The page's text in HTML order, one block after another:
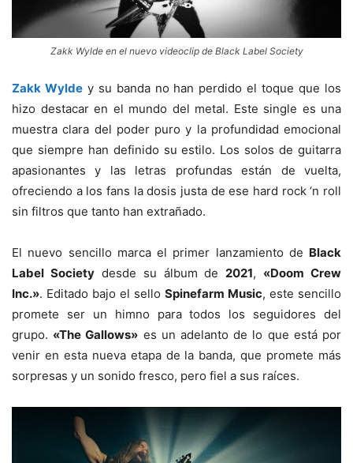
Zakk Wylde en el nuevo videoclip de Black Label Society
Zakk Wyldey su banda no han perdido el toque que los
hizo destacar en el mundo del metal. Este single es una
muestra clara del poder puro y la profundidad emocional
que siempre han definido su estilo. Los solos de guitarra
apasionantes y las letras profundas están de vuelta,
ofreciendo a los fans la dosis justa de ese hard rock ‘n roll
sin filtros que tanto han extrañado.
El nuevo sencillo marca el primer lanzamiento de Black
Label Societydesde su álbum de2021, «Doom Crew
Inc.». Editado bajo el sello Spinefarm Music, este sencillo
promete ser un himno para todos los seguidores del
grupo. «The Gallows» es un adelanto de lo que está por
venir en esta nueva etapa de la banda, que promete más
sorpresas y un sonido fresco, pero fiel a sus raíces.